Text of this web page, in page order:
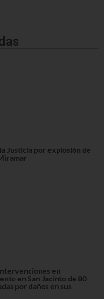
Justicia por explosión de
en
en San Jacinto de 80
por daños en sus